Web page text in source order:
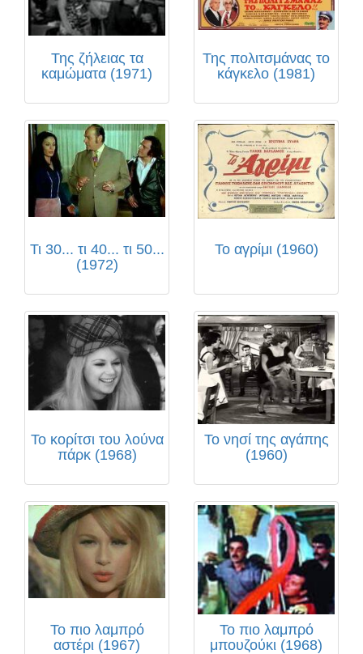
Της ζήλειας τα
καμώματα (1971)
Της πολιτσμάνας το
κάγκελο (1981)
Τι 30... τι 40... τι 50...
(1972)
Το αγρίμι (1960)
Το κορίτσι του λούνα
πάρκ (1968)
Το νησί της αγάπης
(1960)
Το πιο λαμπρό
αστέρι (1967)
Το πιο λαμπρό
μπουζούκι (1968)